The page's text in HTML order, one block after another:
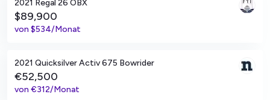
2021 Regal 26 OBX
$89,900
von $534/Monat
2021 Quicksilver Activ 675 Bowrider
€52,500
von €312/Monat
Viladamat, ES
Moraira, ES